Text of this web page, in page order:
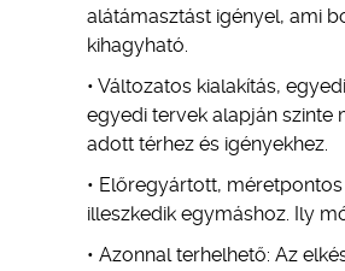
alátámasztást igényel, ami
kihagyható.
• Változatos kialakítás,
egyedi tervek alapján szinte
adott térhez és igényekhez.
• Előregyártott,
illeszkedik egymáshoz. Ily
• Azonnal terhelhető: Az